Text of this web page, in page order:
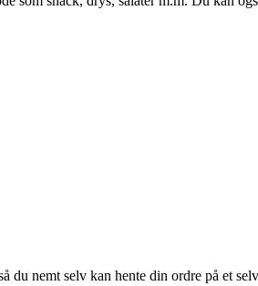
nemt selv kan hente din ordre på et